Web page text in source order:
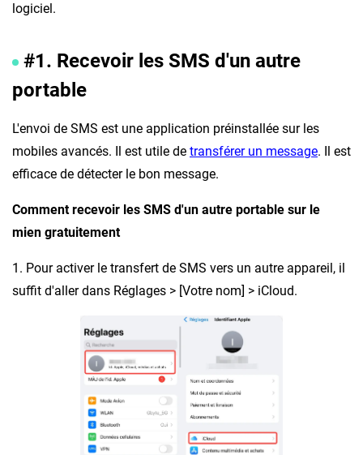
logiciel.
#1. Recevoir les SMS d'un autre
portable
L'envoi de SMS est une application préinstallée sur les
mobiles avancés. Il est utile de transférer un message. Il est
efficace de détecter le bon message.
Comment recevoir les SMS d'un autre portable sur le
mien gratuitement
1. Pour activer le transfert de SMS vers un autre appareil, il
suffit d'aller dans Réglages > [Votre nom] > iCloud.